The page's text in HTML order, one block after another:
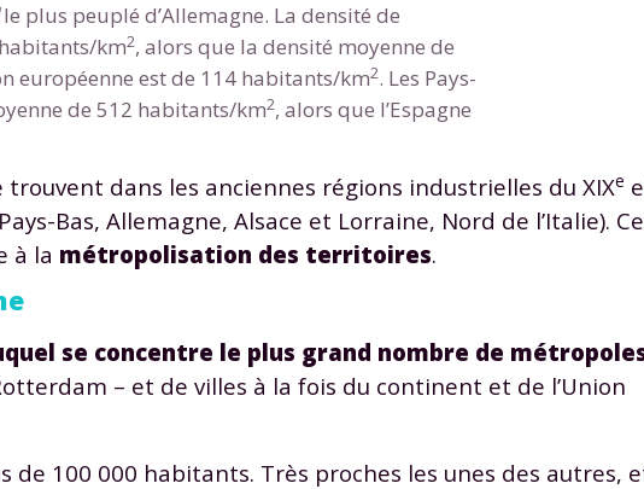
le plus peuplé d’Allemagne. La densité de
km2, alors que la densité moyenne de
européenne est de 114 habitants/km2. Les Pays-
de 512 habitants/km2, alors que l’Espagne
dans les anciennes régions industrielles du XIXe
Bas, Allemagne, Alsace et Lorraine, Nord de l’Italie).
à la métropolisation des territoires.
se concentre le plus grand nombre de
– et de villes à la fois du continent et de l’Union
de 100 000 habitants. Très proches les unes des autres,